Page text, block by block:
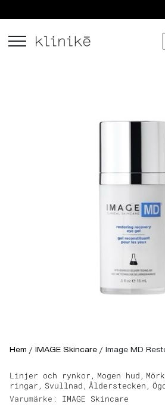
Hem / IMAGE Skincare / Image MD
Linjer och rynkor, Mogen hud,
ringar, Svullnad, Ålderstecken,
Varumärke: IMAGE Skincare